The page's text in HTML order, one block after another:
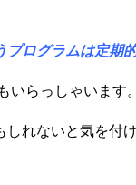
ログラムは定期
らっしゃいます。
れないと気を付